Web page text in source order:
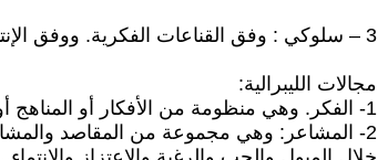
3 – سلوكي : وفق القناعات الفكرية. ووفق الإنتماء العضوي. وتقليد ومحاكاة.
مجالات الليبرالية:
1- الفكر. وهي منظومة من الأفكار أو المناهج أو المذاهب تشكل قناعات فعلية توجه أصحابها وتسيطر على نظراتهم ومعاييرهم.
2- المشاعر: وهي مجموعة من المقاصد والمشاعر والو لاءات والعداءات, تظهر من